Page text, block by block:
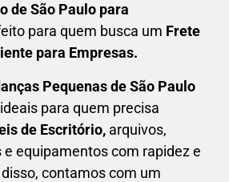
de São Paulo para
para quem busca um Frete
para Empresas.
Pequenasde São Paulo
para quem precisa
de Escritório, arquivos,
equipamentos com rapidez e
contamos com um